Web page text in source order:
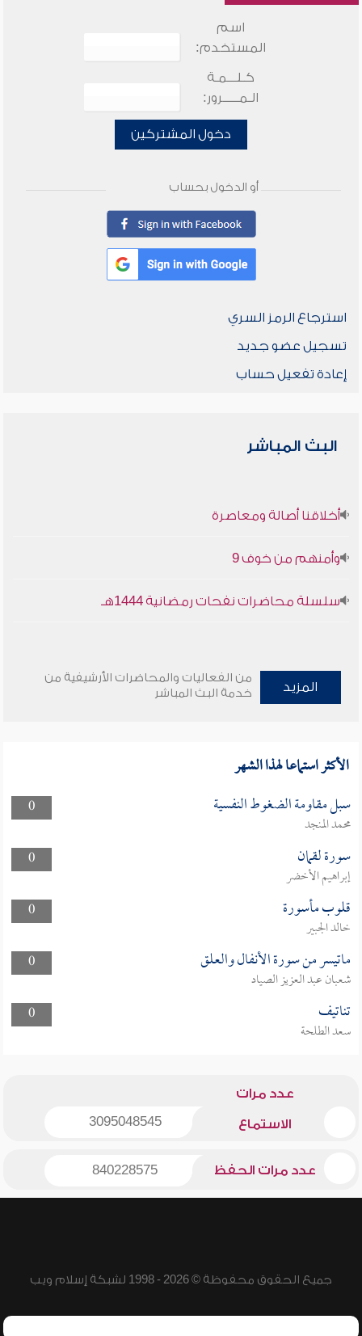
اسم
المستخدم:
كـلـــمـة
الـمـــــرور:
دخول المشتركين
أو الدخول بحساب
استرجاع الرمز السري
تسجيل عضو جديد
إعادة تفعيل حساب
البث المباشر
أخلاقنا أصالة ومعاصرة
وأمنهم من خوف 9
سلسلة محاضرات نفحات رمضانية 1444هـ
المزيد
من الفعاليات والمحاضرات الأرشيفية من
خدمة البث المباشر
الأكثر استماعا لهذا الشهر
0 سبل مقاومة الضغوط النفسية
محمد المنجد
0
سورة لقمان
إبراهيم الأخضر
0
قلوب مأسورة
خالد الجبير
0
ماتيسر من سورة الأنفال والعلق
شعبان عبد العزيز الصياد
0
تناتيف
سعد الطلحة
عدد مرات
الاستماع 3095048545
عدد مرات الحفظ 840228575
جميع الحقوق محفوظة © 2026 - 1998 لشبكة إسلام ويب